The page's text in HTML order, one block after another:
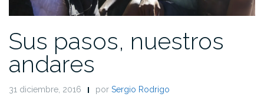
Sus pasos, nuestros
andares
31 diciembre, 2016 por Sergio Rodrigo